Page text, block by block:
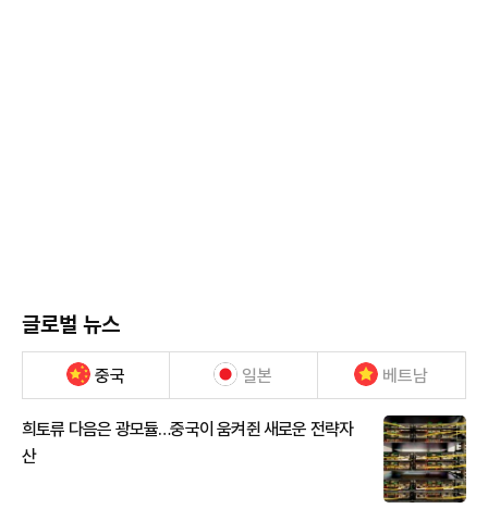
글로벌 뉴스
중국 일본 베트남
희토류 다음은 광모듈…중국이 움켜쥔 새로운 전략자
산